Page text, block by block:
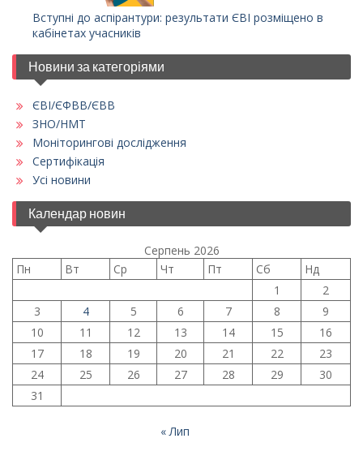
Вступні до аспірантури: результати ЄВІ розміщено в
кабінетах учасників
Новини за категоріями
ЄВІ/ЄФВВ/ЄВВ
ЗНО/НМТ
Моніторингові дослідження
Сертифікація
Усі новини
Календар новин
Серпень 2026
Пн
Вт Ср Чт Пт Сб
Нд
1
2
3
4 5 6 7 8
9
10
11 12 13 14 15
16
17
18 19 20 21 22
23
24
25 26 27 28 29
30
31
« Лип